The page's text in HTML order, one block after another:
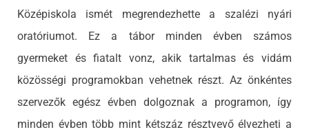
Középiskola ismét megrendezhette a szalézi nyári
oratóriumot. Ez a tábor minden évben számos
gyermeket és fiatalt vonz, akik tartalmas és vidám
közösségi programokban vehetnek részt. Az önkéntes
szervezők egész évben dolgoznak a programon, így
minden évben több mint kétszáz résztvevő élvezheti a